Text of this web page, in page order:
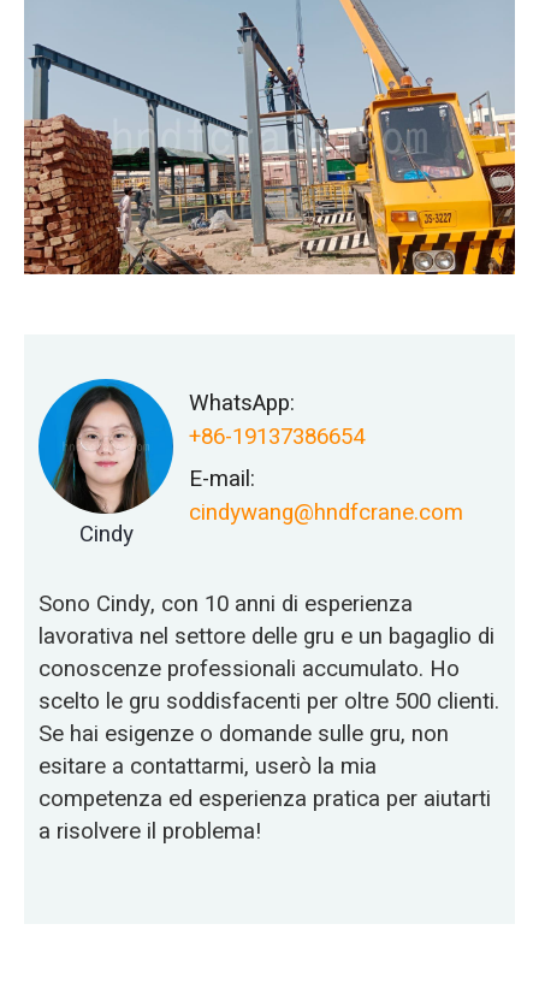
Cindy
WhatsApp:
+86-19137386654
E-mail:
cindywang@hndfcrane.com
Sono Cindy, con 10 anni di esperienza
lavorativa nel settore delle gru e un bagaglio di
conoscenze professionali accumulato. Ho
scelto le gru soddisfacenti per oltre 500 clienti.
Se hai esigenze o domande sulle gru, non
esitare a contattarmi, userò la mia
competenza ed esperienza pratica per aiutarti
a risolvere il problema!